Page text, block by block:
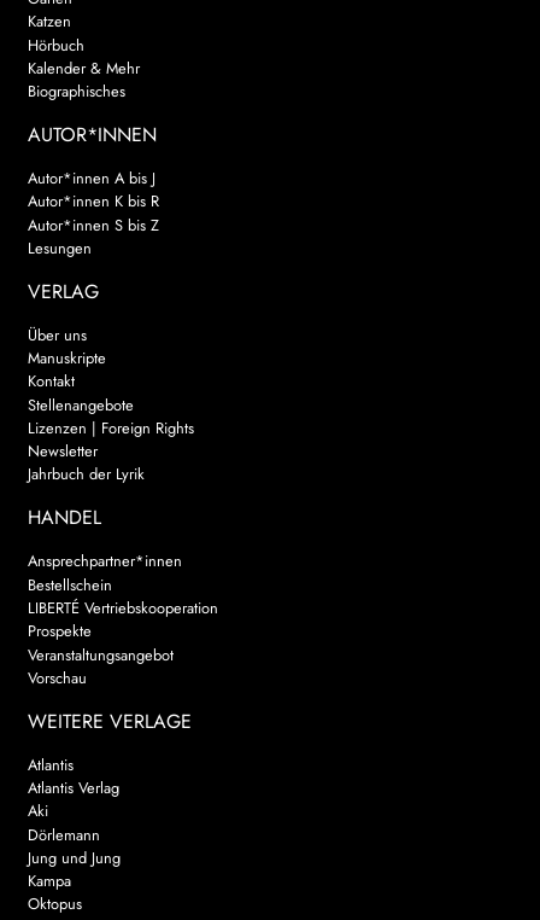
Katzen
Hörbuch
Kalender & Mehr
Biographisches
AUTOR*INNEN
Autor*innen A bis J
Autor*innen K bis R
Autor*innen S bis Z
Lesungen
VERLAG
Über uns
Manuskripte
Kontakt
Stellenangebote
Lizenzen | Foreign Rights
Newsletter
Jahrbuch der Lyrik
HANDEL
Ansprechpartner*innen
Bestellschein
LIBERTÉ Vertriebskooperation
Prospekte
Veranstaltungsangebot
Vorschau
WEITERE VERLAGE
Atlantis
Atlantis Verlag
Aki
Dörlemann
Jung und Jung
Kampa
Oktopus